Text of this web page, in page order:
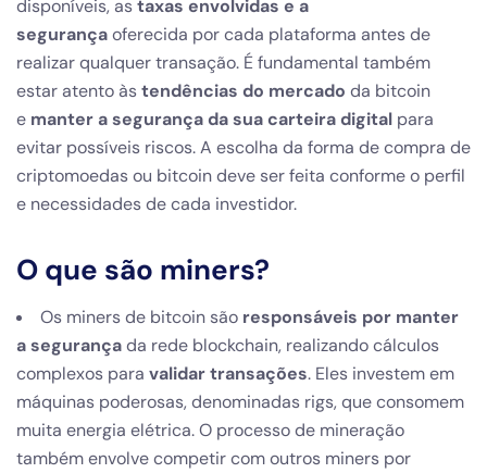
disponíveis, astaxas envolvidas e a
segurançaoferecida por cada plataforma antes de
realizar qualquer transação. É fundamental também
estar atento àstendências do mercado da bitcoin
e manter a segurança da sua carteira digital para
evitar possíveis riscos. A escolha da forma de compra de
criptomoedas ou bitcoin deve ser feita conforme o perfil
e necessidades de cada investidor.
O que são miners?
Os miners de bitcoin são responsáveis por manter
a segurançada rede blockchain, realizando cálculos
complexos para validar transações. Eles investem em
máquinas poderosas, denominadas rigs, que consomem
muita energia elétrica. O processo de mineração
também envolve competir com outros miners por